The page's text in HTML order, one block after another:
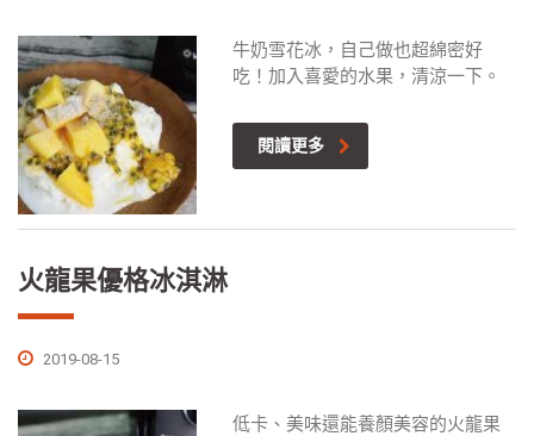
牛奶雪花冰，自己做也超綿密好
吃！加入喜愛的水果，清涼一下。
閱讀更多
火龍果優格冰淇淋
2019-08-15
低卡、美味還能養顏美容的火龍果